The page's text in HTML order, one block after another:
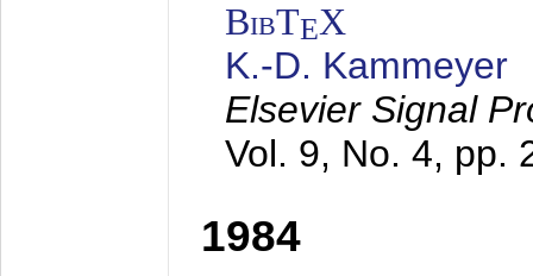
BibTEX
K.-D. Kammeyer
Elsevier Signal
Vol. 9, No. 4, pp.
1984